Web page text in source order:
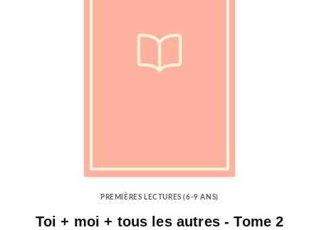
PREMIÈRES LECTURES (6-9 ANS)
Toi + moi + tous les autres - Tome 2